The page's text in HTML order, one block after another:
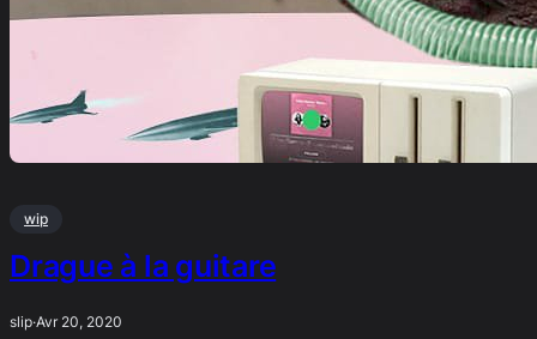
wip
Drague à la guitare
slip·Avr 20, 2020